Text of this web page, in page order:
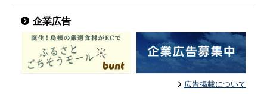
企業広告
広告掲載について